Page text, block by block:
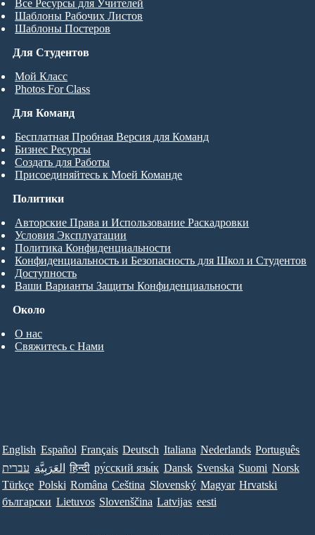
Для Студентов
Мой Класс
Photos For Class
Все Ресурсы для Учителей
Шаблоны Рабочих Листов
Шаблоны Постеров
Для Команд
Бесплатная Пробная Версия для Команд
Бизнес Ресурсы
Создать для Работы
Присоединяйтесь к Моей Команде
Около
О нас
Свяжитесь с Нами
Политики
Авторские Права и Использование Раскадровки
Условия Эксплуатации
Политика Конфиденциальности
Конфиденциальность и Безопасность для Школ и Студентов
Доступность
Ваши Варианты Защиты Конфиденциальности
English Español Français Deutsch Italiana Nederlands Português
עברית العَرَبِيَّة हिन्दी ру́сский язы́к Dansk Svenska Suomi Norsk
Türkçe Polski Româna Ceština Slovenský Magyar Hrvatski
български Lietuvos Slovenščina Latvijas eesti